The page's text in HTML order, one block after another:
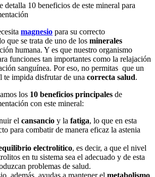
10 beneficios de este mineral para
magnesio para su correcto
que se trata de uno de los minerales
humana. Y es que nuestro organismo
funciones tan importantes como la relajación
sanguínea. Por eso, no permitas que un
te impida disfrutar de una correcta salud.
los 10 beneficios principales de
con este mineral:
el cansancio y la fatiga, lo que en esta
para combatir de manera eficaz la astenia
electrolítico, es decir, a que el nivel
en tu sistema sea el adecuado y de esta
problemas de salud.
además, ayudas a mantener el metabolismo